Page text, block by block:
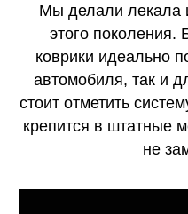
Мы делали лекала
этого поколения.
коврики идеально
автомобиля, так и
стоит отметить
крепится в штатные
не